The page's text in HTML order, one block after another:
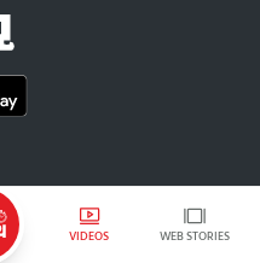
VIDEOS WEB STORIES